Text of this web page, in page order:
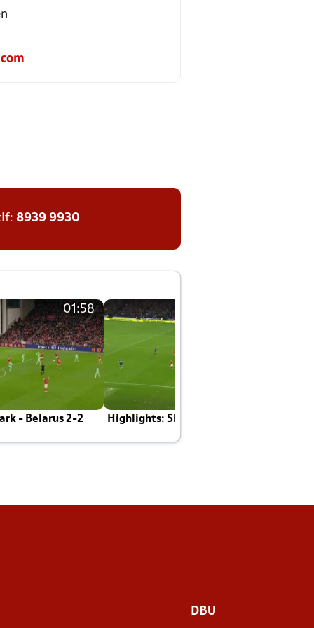
8939 9930
01:58
- Belarus 2-2 Highlights: Skotland - Danmark 4-2
DBU